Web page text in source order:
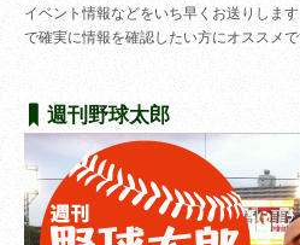
イベント情報などをいち早くお送りしま
で確実に情報を確認したい方にオススメで
週刊野球太郎